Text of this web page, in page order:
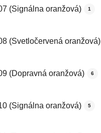
(Signálna oranžová) 1
(Svetločervená oranžová)
(Dopravná oranžová) 6
(Signálna oranžová) 5